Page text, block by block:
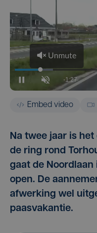
Embed video
Na twee jaar is
de ring rond
gaat de
open. De
afwerking wel
paasvakantie.